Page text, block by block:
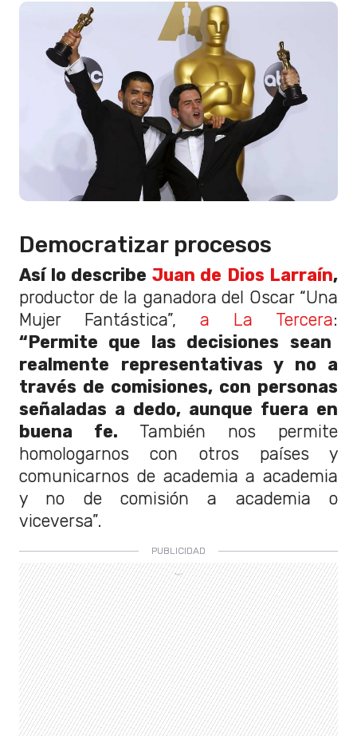
Democratizar procesos
Así lo describe Juan de Dios Larraín,
productor de la ganadora del Oscar “Una
Mujer Fantástica”, a La Tercera:
“Permite que las decisiones sean
realmente representativas y no a
través de comisiones, con personas
señaladas a dedo, aunque fuera en
buena fe. También nos permite
homologarnos con otros países y
comunicarnos de academia a academia
y no de comisión a academia o
viceversa”.